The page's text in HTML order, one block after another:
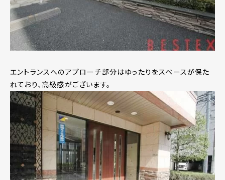
エントランスへのアプローチ部分はゆったりをスペースが保た
れており、高級感がございます。